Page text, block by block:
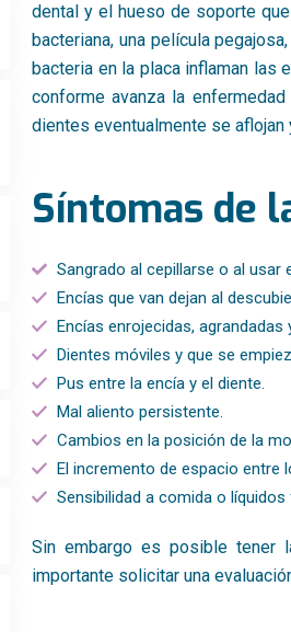
dental y el hueso de soporte
bacteriana, una película
bacteria en la placa inflaman
conforme avanza la
dientes eventualmente se aflojan
Síntomas de
Sangrado al cepillarse o al usar
Encías que van dejan al
Encías enrojecidas,
Dientes móviles y que se
Pus entre la encía y el diente.
Mal aliento persistente.
Cambios en la posición de la
El incremento de espacio entre
Sensibilidad a comida o
Sin embargo es posible tener
importante solicitar una